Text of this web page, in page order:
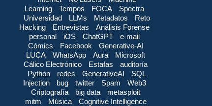
Learning
Tempos FOCA
Spectra
Universidad
LLMs Metadatos
Reto
Hacking
Entrevistas
Análisis Forense
personal
iOS ChatGPT
e-mail
Cómics
Facebook
Generative-AI
LUCA
WhatsApp Aura
Microsoft
Cálico Electrónico
Estafas
auditoría
Python
redes GenerativeAI
SQL
Injection
bug twitter Spam
Web3
Criptografía
big data
metasploit
mitm
Música Cognitive Intelligence